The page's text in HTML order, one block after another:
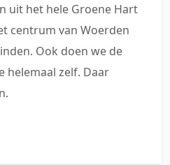
uit het hele Groene Hart
centrum van Woerden
Ook doen we de
helemaal zelf. Daar